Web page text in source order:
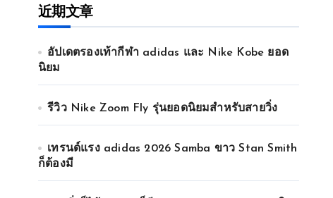
近期文章
อัปเดตรองเท้ากีฬา adidas และ Nike Kobe ยอด
นิยม
รีวิว Nike Zoom Fly รุ่นยอดนิยมสำหรับสายวิ่ง
เทรนด์แรง adidas 2026 Samba ขาว Stan Smith
ก็ต้องมี